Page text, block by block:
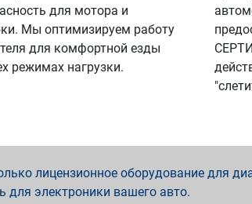
для мотора и
Мы оптимизируем работу
для комфортной езды
режимах нагрузки.
лицензионное оборудование для
для электроники вашего авто.